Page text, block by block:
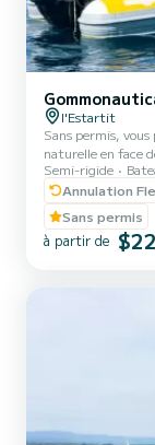
l'Estartit
Sans permis,
naturelle en face
du port, où vous
jour En ce qui concerne le prix, la TVA, l'accostage au port de base
et l'assurance tous risques
inclus
Semi-rigide
Annulation
Sans permis
à partir de